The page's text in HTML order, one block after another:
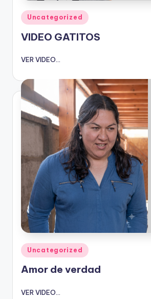
Publicado
en
Uncategorized
VIDEO GATITOS
VER VIDEO...
Publicado
en
Uncategorized
Amor de verdad
VER VIDEO...